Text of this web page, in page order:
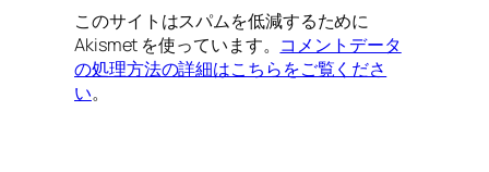
このサイトはスパムを低減するために
Akismet を使っています。 コメントデータ
の処理方法の詳細はこちらをご覧くださ
い。